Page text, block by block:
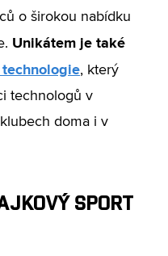
o širokou nabídku
Unikátem je také
, který
technologů v
doma i v
SPORT